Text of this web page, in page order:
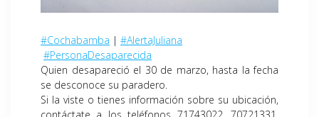
#Cochabamba | #AlertaJuliana
#PersonaDesaparecida
Quien desapareció el 30 de marzo, hasta la fecha
se desconoce su paradero.
Si la viste o tienes información sobre su ubicación,